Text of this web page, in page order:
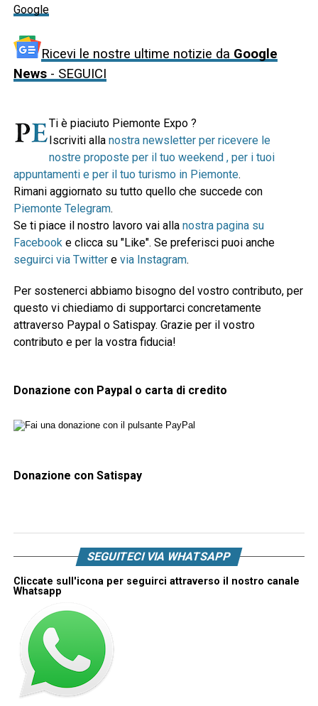
Google
Ricevi le nostre ultime notizie da Google
News- SEGUICI
Ti è piaciuto Piemonte Expo ?
Iscriviti alla nostra newsletter per ricevere le
nostre proposte per il tuo weekend , per i tuoi
appuntamenti e per il tuo turismo in Piemonte.
Rimani aggiornato su tutto quello che succede con
Piemonte Telegram.
Se ti piace il nostro lavoro vai alla nostra pagina su
Facebooke clicca su "Like". Se preferisci puoi anche
seguirci via Twittere via Instagram.
Per sostenerci abbiamo bisogno del vostro contributo, per
questo vi chiediamo di supportarci concretamente
attraverso Paypal o Satispay. Grazie per il vostro
contributo e per la vostra fiducia!
Donazione con Paypal o carta di credito
Donazione con Satispay
SEGUITECI VIA WHATSAPP
Cliccate sull'icona per seguirci attraverso il nostro canale
Whatsapp